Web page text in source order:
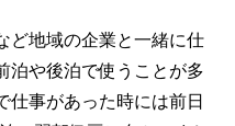
ど地域の企業と一緒に仕
泊や後泊で使うことが多
仕事があった時には前日